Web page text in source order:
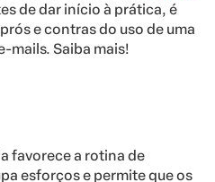
de dar início à prática, é
e contras do uso de uma
mails. Saiba mais!
favorece a rotina de
esforços e permite que os